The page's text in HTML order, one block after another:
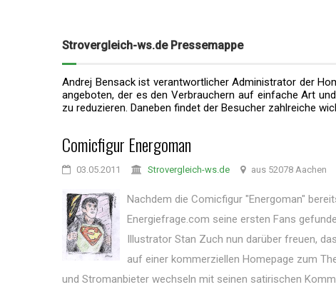
Strovergleich-ws.de Pressemappe
Andrej Bensack ist verantwortlicher Administrator der
angeboten, der es den Verbrauchern auf einfache Art
zu reduzieren. Daneben findet der Besucher zahlreiche
Comicfigur Energoman
03.05.2011 Strovergleich-ws.de aus 52078 Aachen
Nachdem die Comicfigur "Energoman"
Energiefrage.com seine ersten Fans
Illustrator Stan Zuch nun darüber freuen,
auf einer kommerziellen Homepage zum
und Stromanbieter wechseln mit seinen satirischen